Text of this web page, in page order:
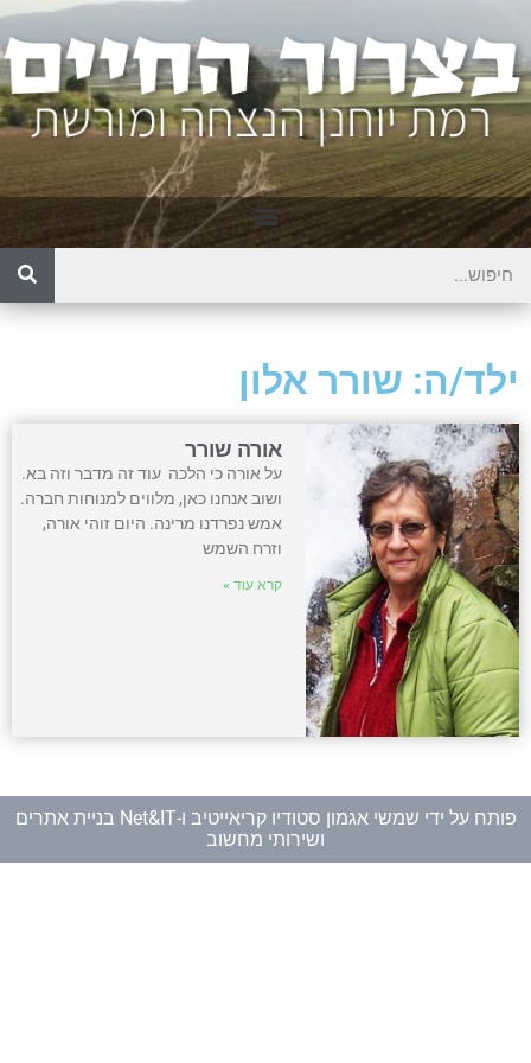
ילד/ה: שורר אלון
אורה שורר
על אורה כי הלכה עוד זה מדבר וזה בא.
ושוב אנחנו כאן, מלווים למנוחות חברה.
אמש נפרדנו מרינה. היום זוהי אורה,
וזרח השמש
קרא עוד »
פותח על ידי שמשי אגמון סטודיו קריאייטיב ו-
Net&IT בניית אתרים
ושירותי מחשוב